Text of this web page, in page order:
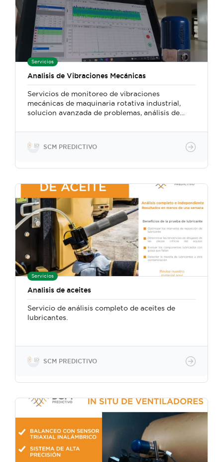
Servicios
Analisis de Vibraciones Mecánicas
Servicios de monitoreo de vibraciones
mecánicas de maquinaria rotativa industrial,
solucion avanzada de problemas, análisis de
monitoreo periódico para medición de equipos.
Acompañado de venta de equipos portatiles y
en línea, asi como cursos de capacitación
SCM PREDICTIVO
Servicios
Analisis de aceites
Servicio de análisis completo de aceites de
lubricantes.
SCM PREDICTIVO